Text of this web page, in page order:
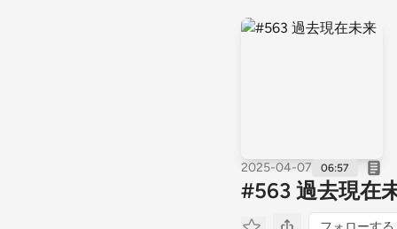
2025-04-07 06:57
#563 過去現在